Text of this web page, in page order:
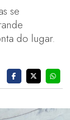
se
do lugar.